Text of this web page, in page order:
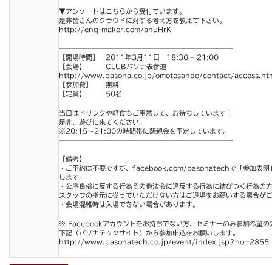
▼アンケートはこちらから受付ています。
是非皆さんのクラウドに対する考え方を教えて下さい。
http://enq-maker.com/anuHrK
━━━━━━━━━━━━━━━━━━━━━━━━━━
【開場時間】 2011年3月11日 18:30 – 21:00
【会場】 CLUBパソナ表参道
http://www.pasona.co.jp/omotesando/contact/access.ht
【参加費】 無料
【定員】 50名
当日はドリンクや軽食もご用意して、お待ちしています！
是非、遊びに来てください。
※20:15～21:00の時間帯に懇親会を予定しています。
━━━━━━━━━━━━━━━━━━━━━━━━━━
【備考】
・ご予約は不要ですが、facebook.com/pasonatechで「参加表明
します。
・公序良俗に反する行為その他法令に違反する行為に結びつく行為の
スタッフの指示に従っていただけない方はご退場をお願いする場合が
・会場混雑時は入場できない場合があります。
※ Facebookアカウントをお持ちでない方、セミナーのみ参加希望の
下記（パソナテックサイト）から参加申込をお願いします。
http://www.pasonatech.co.jp/event/index.jsp?no=2855